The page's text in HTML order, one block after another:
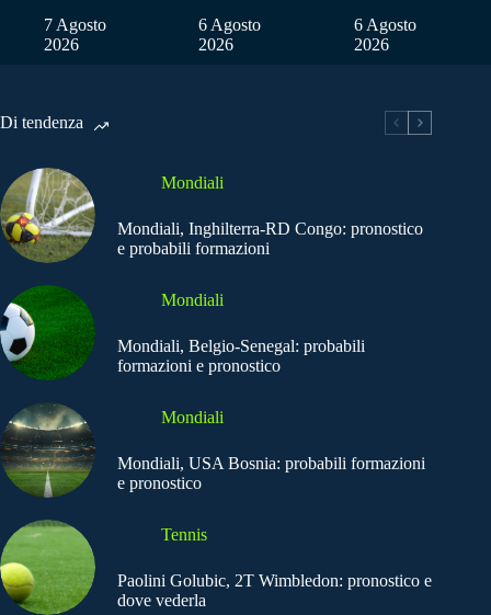
7 Agosto
2026
6 Agosto
2026
6 Agosto
2026
Di tendenza
Mondiali
Mondiali, Inghilterra-RD Congo: pronostico
e probabili formazioni
Mondiali
Mondiali, Belgio-Senegal: probabili
formazioni e pronostico
Mondiali
Mondiali, USA Bosnia: probabili formazioni
e pronostico
Tennis
Paolini Golubic, 2T Wimbledon: pronostico e
dove vederla